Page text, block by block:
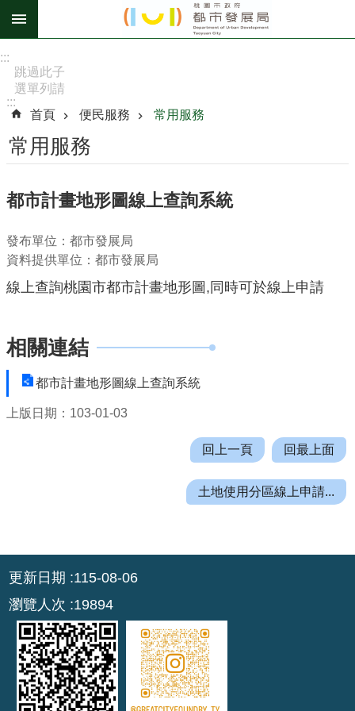
跳到主要內容區塊
階
搜
尋
息
告
識
關
訊
民
服
務
政
府
資
:::
跳過此子
選單列請
[Enter]，
繼續則按
[Tab]
:::
首頁
便民服務 常用服務
常用服務
都市計畫地形圖線上查詢系統
發布單位：都市發展局
資料提供單位：都市發展局
線上查詢桃園市都市計畫地形圖,同時可於線上申請
相關連結
都市計畫地形圖線上查詢系統
上版日期：103-01-03
回上一頁 回最上面
土地使用分區線上申請...
更新日期
115-08-06
瀏覽人次
19894